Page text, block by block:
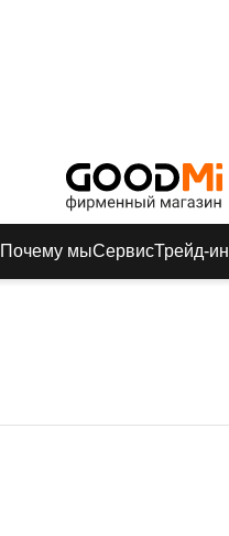
Почему мыСервисТрейд-ин